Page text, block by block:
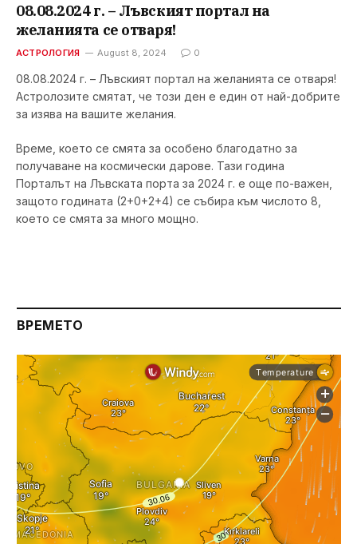
08.08.2024 г. – Лъвският портал на
желанията се отваря!
АСТРОЛОГИЯ August 8, 2024 0
08.08.2024 г. – Лъвският портал на желанията се отваря!
Астролозите смятат, че този ден е един от най-добрите
за изява на вашите желания.
Време, което се смята за особено благодатно за
получаване на космически дарове. Тази година
Порталът на Лъвската порта за 2024 г. е още по-важен,
защото годината (2+0+2+4) се събира към числото 8,
което се смята за много мощно.
ВРЕМЕТО